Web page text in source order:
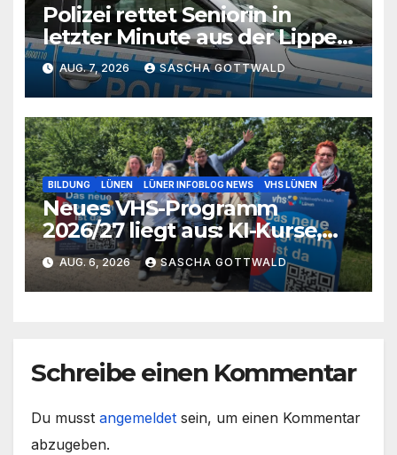
Polizei rettet Seniorin in
letzter Minute aus der Lippe
bei Lünen
AUG. 7, 2026 SASCHA GOTTWALD
BILDUNG LÜNEN LÜNER INFOBLOG NEWS VHS LÜNEN
Neues VHS-Programm
2026/27 liegt aus: KI-Kurse,
IGA-Guides und neue
Formate
AUG. 6, 2026 SASCHA GOTTWALD
Schreibe einen Kommentar
Du musst angemeldet sein, um einen Kommentar
abzugeben.